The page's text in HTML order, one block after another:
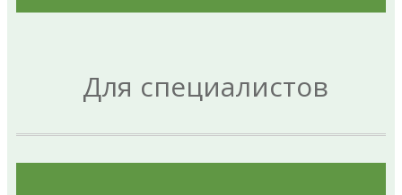
Для специалистов